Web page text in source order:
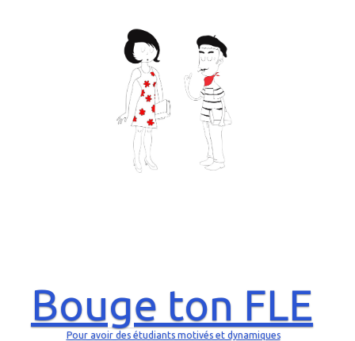
Bouge ton FLE
Pour avoir des étudiants motivés et dynamiques